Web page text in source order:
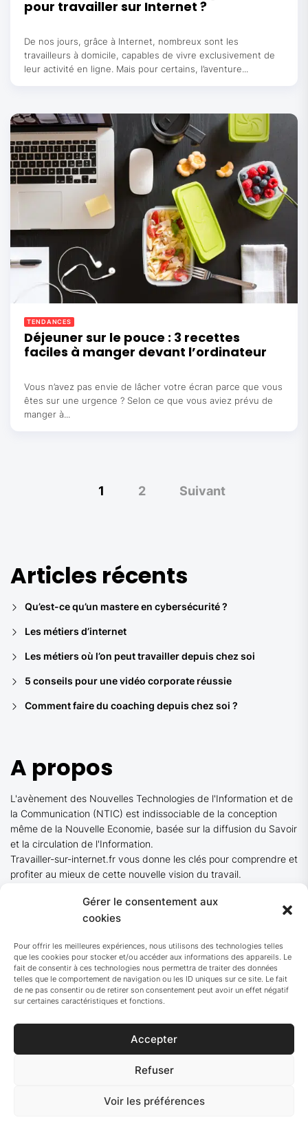
Gérer le consentement aux
cookies
Pour offrir les meilleures expériences, nous utilisons des technologies telles
que les cookies pour stocker et/ou accéder aux informations des appareils. Le
fait de consentir à ces technologies nous permettra de traiter des données
telles que le comportement de navigation ou les ID uniques sur ce site. Le fait
de ne pas consentir ou de retirer son consentement peut avoir un effet négatif
sur certaines caractéristiques et fonctions.
Accepter
Refuser
Voir les préférences
pour travailler sur Internet ?
De nos jours, grâce à Internet, nombreux sont les
travailleurs à domicile, capables de vivre exclusivement de
leur activité en ligne. Mais pour certains, l’aventure...
TENDANCES
Déjeuner sur le pouce : 3 recettes
faciles à manger devant l’ordinateur
Vous n’avez pas envie de lâcher votre écran parce que vous
êtes sur une urgence ? Selon ce que vous aviez prévu de
manger à...
1 2 Suivant
Articles récents
Qu’est-ce qu’un mastere en cybersécurité ?
Les métiers d’internet
Les métiers où l’on peut travailler depuis chez soi
5 conseils pour une vidéo corporate réussie
Comment faire du coaching depuis chez soi ?
A propos
L'avènement des Nouvelles Technologies de l'Information et de
la Communication (NTIC) est indissociable de la conception
même de la Nouvelle Economie, basée sur la diffusion du Savoir
et la circulation de l'Information.
Travailler-sur-internet.fr vous donne les clés pour comprendre et
profiter au mieux de cette nouvelle vision du travail.
Blogroll
GRIEPS
R24
© 2026 Travailler sur Internet